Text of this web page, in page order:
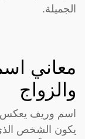
الجميلة.
معاني
والزواج
اسم وريف يعكس
يكون الشخص